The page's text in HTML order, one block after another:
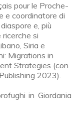
pour le Proche-
e coordinatore di
e, più
si
Siria e
Migrations in
Strategies (con
2023).
in Giordania